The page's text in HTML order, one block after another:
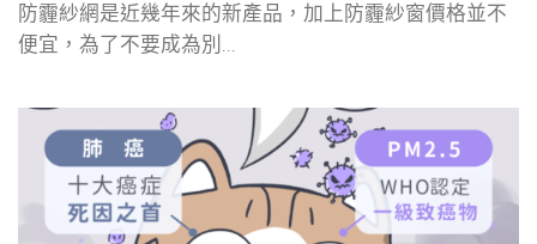
防霾紗網是近幾年來的新產品，加上防霾紗窗價格並不
便宜，為了不要成為別...